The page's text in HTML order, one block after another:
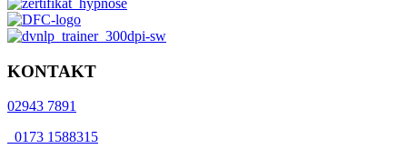
Teilen
KONTAKT
02943 7891
0173 1588315